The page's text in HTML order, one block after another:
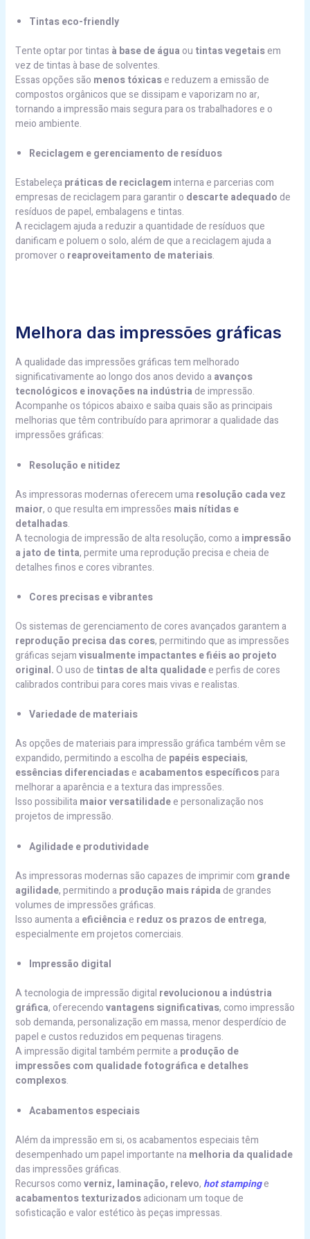
Tintas eco-friendly
Tente optar por tintas à base de água ou tintas vegetaisem
vez de tintas à base de solventes.
Essas opções são menos tóxicase reduzem a emissão de
compostos orgânicos que se dissipam e vaporizam no ar,
tornando a impressão mais segura para os trabalhadores e o
meio ambiente.
Reciclagem e gerenciamento de resíduos
Estabeleça práticas de reciclageminterna e parcerias com
empresas de reciclagem para garantir o descarte adequado de
resíduos de papel, embalagens e tintas.
A reciclagem ajuda a reduzir a quantidade de resíduos que
danificam e poluem o solo, além de que a reciclagem ajuda a
promover o reaproveitamento de materiais.
Melhora das impressões gráficas
A qualidade das impressões gráficas tem melhorado
significativamente ao longo dos anos devido a avanços
tecnológicos e inovações na indústria de impressão.
Acompanhe os tópicos abaixo e saiba quais são as principais
melhorias que têm contribuído para aprimorar a qualidade das
impressões gráficas:
Resolução e nitidez
As impressoras modernas oferecem uma resolução cada vez
maior, o que resulta em impressões mais nítidas e
detalhadas.
A tecnologia de impressão de alta resolução, como a impressão
a jato de tinta, permite uma reprodução precisa e cheia de
detalhes finos e cores vibrantes.
Cores precisas e vibrantes
Os sistemas de gerenciamento de cores avançados garantem a
reprodução precisa das cores, permitindo que as impressões
gráficas sejamvisualmente impactantes e fiéis ao projeto
original.O uso de tintas de alta qualidadee perfis de cores
calibrados contribui para cores mais vivas e realistas.
Variedade de materiais
As opções de materiais para impressão gráfica também vêm se
expandido, permitindo a escolha de papéis especiais,
essências diferenciadase acabamentos específicospara
melhorar a aparência e a textura das impressões.
Isso possibilita maior versatilidadee personalização nos
projetos de impressão.
Agilidade e produtividade
As impressoras modernas são capazes de imprimir com grande
agilidade, permitindo a produção mais rápida de grandes
volumes de impressões gráficas.
Isso aumenta a eficiênciae reduz os prazos de entrega,
especialmente em projetos comerciais.
Impressão digital
A tecnologia de impressão digital revolucionou a indústria
gráfica, oferecendovantagens significativas, como impressão
sob demanda, personalização em massa, menor desperdício de
papel e custos reduzidos em pequenas tiragens.
A impressão digital também permite a produção de
impressões com qualidade fotográfica e detalhes
complexos.
Acabamentos especiais
Além da impressão em si, os acabamentos especiais têm
desempenhado um papel importante na melhoria da qualidade
das impressões gráficas.
Recursos comoverniz, laminação, relevo,hot stampinge
acabamentos texturizadosadicionam um toque de
sofisticação e valor estético às peças impressas.